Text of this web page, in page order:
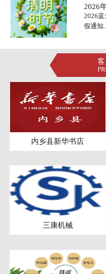
2026
2026蓝
假通知
客
内乡县新华书店
三康机械